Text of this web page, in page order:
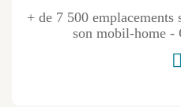
+ de 7 500
son mobil-home -